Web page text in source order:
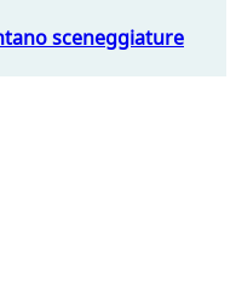
sceneggiature